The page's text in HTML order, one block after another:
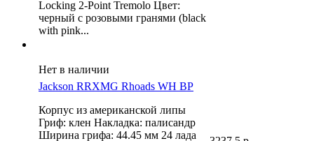
Locking 2-Point Tremolo Цвет:
черный с розовыми гранями (black
with pink...
Нет в наличии
Jackson RRXMG Rhoads WH BP
Корпус из американской липы
Гриф: клен Накладка: палисандр
Ширина грифа: 44.45 мм 24 лада